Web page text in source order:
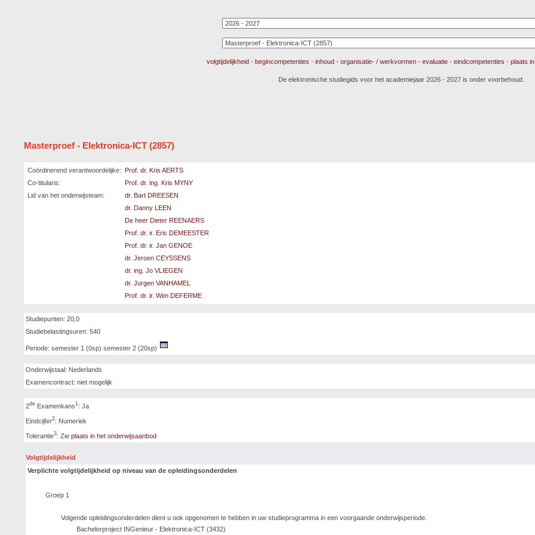
volgtijdelijkheid - begincompetenties - inhoud - organisatie- / werkvormen - evaluatie - eindcompetenties - plaats
De elektronische studiegids voor het academiejaar 2026 - 2027 is onder voorbehoud.
Masterproef - Elektronica-ICT (2857)
Coördinerend verantwoordelijke:
Prof. dr. Kris AERTS
Co-titularis:
Prof. dr. ing. Kris MYNY
Lid van het onderwijsteam:
dr. Bart DREESEN
dr. Danny LEEN
De heer Dieter REENAERS
Prof. dr. ir. Eric DEMEESTER
Prof. dr. ir. Jan GENOE
dr. Jeroen CEYSSENS
dr. ing. Jo VLIEGEN
dr. Jurgen VANHAMEL
Prof. dr. ir. Wim DEFERME
Studiepunten: 20,0
Studiebelastingsuren: 540
Periode: semester 1 (0sp) semester 2 (20sp)
Onderwijstaal: Nederlands
Examencontract: niet mogelijk
2de Examenkans1: Ja
Eindcijfer2: Numeriek
Tolerantie3: Zie plaats in het onderwijsaanbod
Volgtijdelijkheid
Verplichte volgtijdelijkheid op niveau van de opleidingsonderdelen
Groep 1
Volgende opleidingsonderdelen dient u ook opgenomen te hebben in uw studieprogramma in een voorgaande onderwijsperiode.
Bachelorproject INGenieur - Elektronica-ICT (3432)